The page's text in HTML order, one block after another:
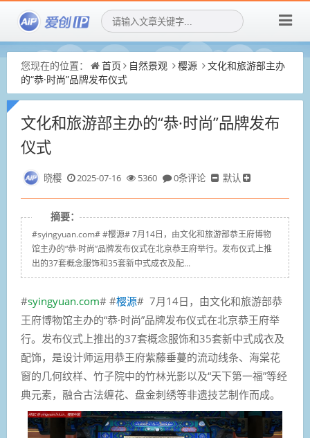
您现在的位置： 首页 自然景观 樱源
文化和旅游部主办
的“恭·时尚”品牌发布仪式
文化和旅游部主办的“恭·时尚”品牌发布
仪式
晓樱 2025-07-16 5360 0条评论 默认
摘要：
#syingyuan.com# #樱源# 7月14日，由文化和旅游部恭王府博物
馆主办的“恭·时尚”品牌发布仪式在北京恭王府举行。发布仪式上推
出的37套概念服饰和35套新中式成衣及配...
#syingyuan.com# #樱源# 7月14日，由文化和旅游部恭
王府博物馆主办的“恭·时尚”品牌发布仪式在北京恭王府举
行。发布仪式上推出的37套概念服饰和35套新中式成衣及
配饰，是设计师运用恭王府紫藤垂蔓的流动线条、海棠花
窗的几何纹样、竹子院中的竹林光影以及“天下第一福”等经
典元素，融合古法缠花、盘金刺绣等非遗技艺制作而成。